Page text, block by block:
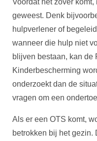
geweest. Denk
hulpverlener of
wanneer die hulp niet
blijven bestaan, kan de
Kinderbescherming
onderzoekt dan de
vragen om een
Als er een OTS komt,
betrokken bij het gezin.